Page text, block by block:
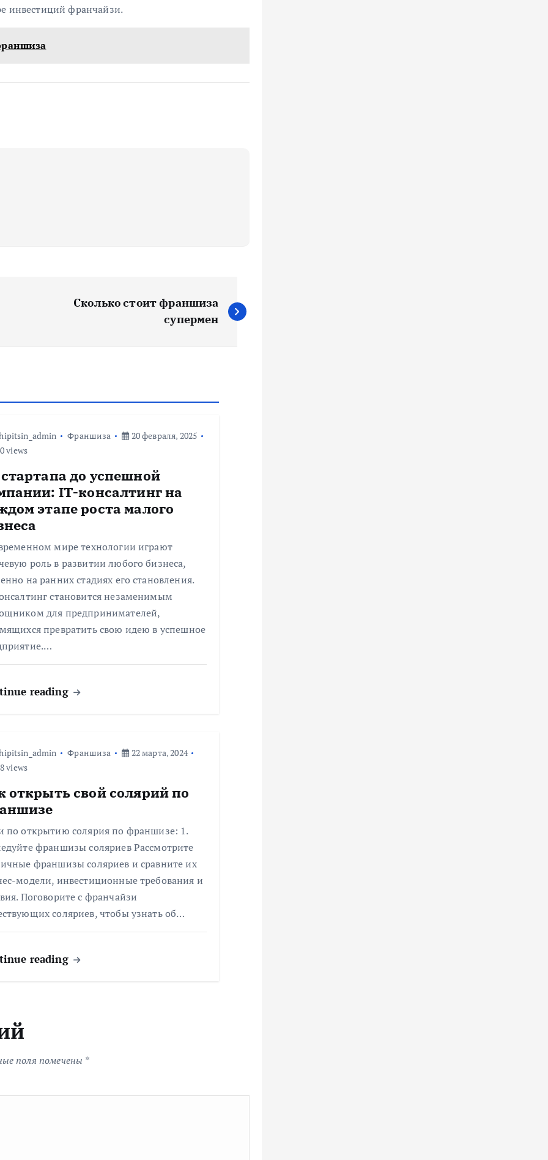
инвестиций франчайзи.
Сколько стоит франшиза
супермен
Франшиза
20 февраля, 2025
views
до успешной
IT-консалтинг на
этапе роста малого
мире технологии играют
роль в развитии любого бизнеса,
на ранних стадиях его становления.
становится незаменимым
для предпринимателей,
превратить свою идею в успешное
reading
Франшиза
22 марта, 2024
views
открыть свой солярий по
по открытию солярия по франшизе: 1.
франшизы соляриев Рассмотрите
франшизы соляриев и сравните их
модели, инвестиционные требования и
Поговорите с франчайзи
соляриев, чтобы узнать об…
reading
поля помечены *